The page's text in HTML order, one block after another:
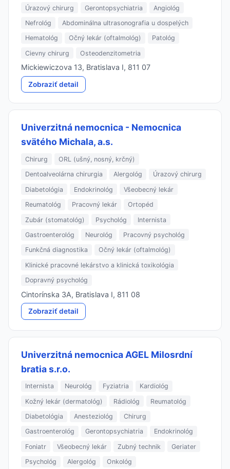
Úrazový chirurg
Gerontopsychiatria
Angiológ
Nefrológ
Abdominálna ultrasonografia u dospelých
Hematológ
Očný lekár (oftalmológ)
Patológ
Cievny chirurg
Osteodenzitometria
Mickiewiczova 13, Bratislava I, 811 07
Zobraziť detail
Univerzitná nemocnica - Nemocnica
svätého Michala, a.s.
Chirurg
ORL (ušný, nosný, krčný)
Dentoalveolárna chirurgia
Alergológ
Úrazový chirurg
Diabetológia
Endokrinológ
Všeobecný lekár
Reumatológ
Pracovný lekár
Ortopéd
Zubár (stomatológ)
Psychológ
Internista
Gastroenterológ
Neurológ
Pracovný psychológ
Funkčná diagnostika
Očný lekár (oftalmológ)
Klinické pracovné lekárstvo a klinická toxikológia
Dopravný psychológ
Cintorínska 3A, Bratislava I, 811 08
Zobraziť detail
Univerzitná nemocnica AGEL Milosrdní
bratia s.r.o.
Internista Neurológ Fyziatria
Kardiológ
Kožný lekár (dermatológ)
Rádiológ
Reumatológ
Diabetológia
Anesteziológ
Chirurg
Gastroenterológ
Gerontopsychiatria
Endokrinológ
Foniatr
Všeobecný lekár Zubný technik
Geriater
Psychológ
Alergológ Onkológ